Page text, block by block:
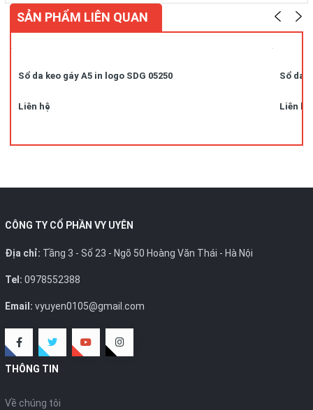
SẢN PHẨM LIÊN QUAN
Sổ da keo gáy A5 in logo SDG 05250
Liên hệ
Sổ da
Liên hệ
CÔNG TY CỔ PHẦN VY UYÊN
Địa chỉ: Tầng 3 - Số 23 - Ngõ 50 Hoàng Văn Thái - Hà Nội
Tel: 0978552388
Email: vyuyen0105@gmail.com
THÔNG TIN
Về chúng tôi